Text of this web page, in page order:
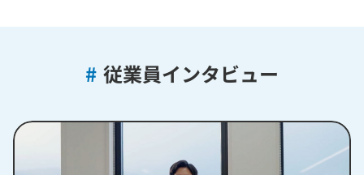
# 従業員インタビュー